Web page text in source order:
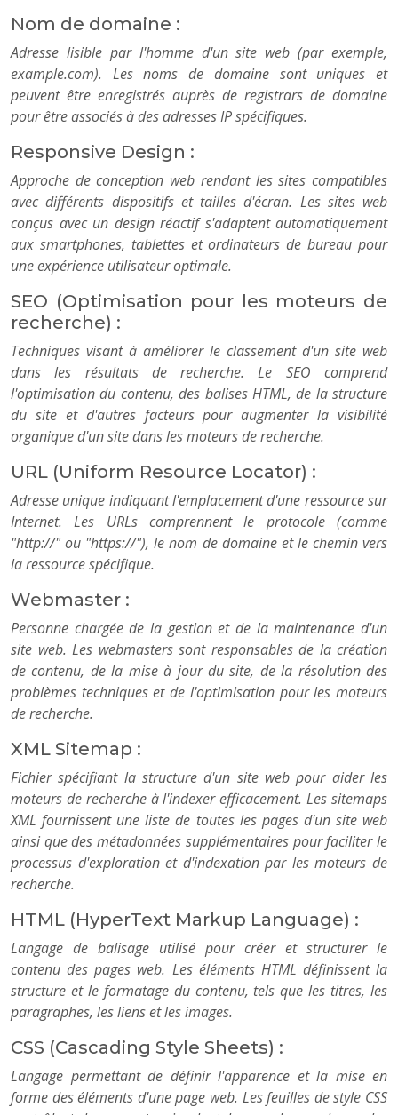
Nom de domaine :
Adresse lisible par l'homme d'un site web (par exemple,
example.com). Les noms de domaine sont uniques et
peuvent être enregistrés auprès de registrars de domaine
pour être associés à des adresses IP spécifiques.
Responsive Design :
Approche de conception web rendant les sites compatibles
avec différents dispositifs et tailles d'écran. Les sites web
conçus avec un design réactif s'adaptent automatiquement
aux smartphones, tablettes et ordinateurs de bureau pour
une expérience utilisateur optimale.
SEO (Optimisation pour les moteurs de
recherche) :
Techniques visant à améliorer le classement d'un site web
dans les résultats de recherche. Le SEO comprend
l'optimisation du contenu, des balises HTML, de la structure
du site et d'autres facteurs pour augmenter la visibilité
organique d'un site dans les moteurs de recherche.
URL (Uniform Resource Locator) :
Adresse unique indiquant l'emplacement d'une ressource sur
Internet. Les URLs comprennent le protocole (comme
"http://" ou "https://"), le nom de domaine et le chemin vers
la ressource spécifique.
Webmaster :
Personne chargée de la gestion et de la maintenance d'un
site web. Les webmasters sont responsables de la création
de contenu, de la mise à jour du site, de la résolution des
problèmes techniques et de l'optimisation pour les moteurs
de recherche.
XML Sitemap :
Fichier spécifiant la structure d'un site web pour aider les
moteurs de recherche à l'indexer efficacement. Les sitemaps
XML fournissent une liste de toutes les pages d'un site web
ainsi que des métadonnées supplémentaires pour faciliter le
processus d'exploration et d'indexation par les moteurs de
recherche.
HTML (HyperText Markup Language) :
Langage de balisage utilisé pour créer et structurer le
contenu des pages web. Les éléments HTML définissent la
structure et le formatage du contenu, tels que les titres, les
paragraphes, les liens et les images.
CSS (Cascading Style Sheets) :
Langage permettant de définir l'apparence et la mise en
forme des éléments d'une page web. Les feuilles de style CSS